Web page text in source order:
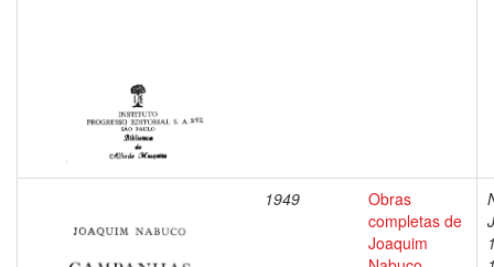
1949
Obras
completas de
Joaquim